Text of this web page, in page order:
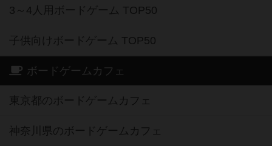
3～4人用ボードゲーム TOP50
子供向けボードゲーム TOP50
ボードゲームカフェ
東京都のボードゲームカフェ
神奈川県のボードゲームカフェ